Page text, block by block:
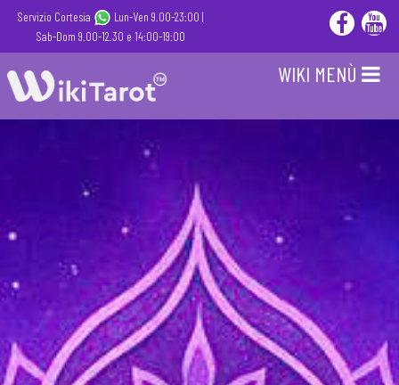
Servizio Cortesia
Lun-Ven 9.00-23:00 |
Sab-Dom 9.00-12.30 e 14:00-19:00
WIKI MENÙ